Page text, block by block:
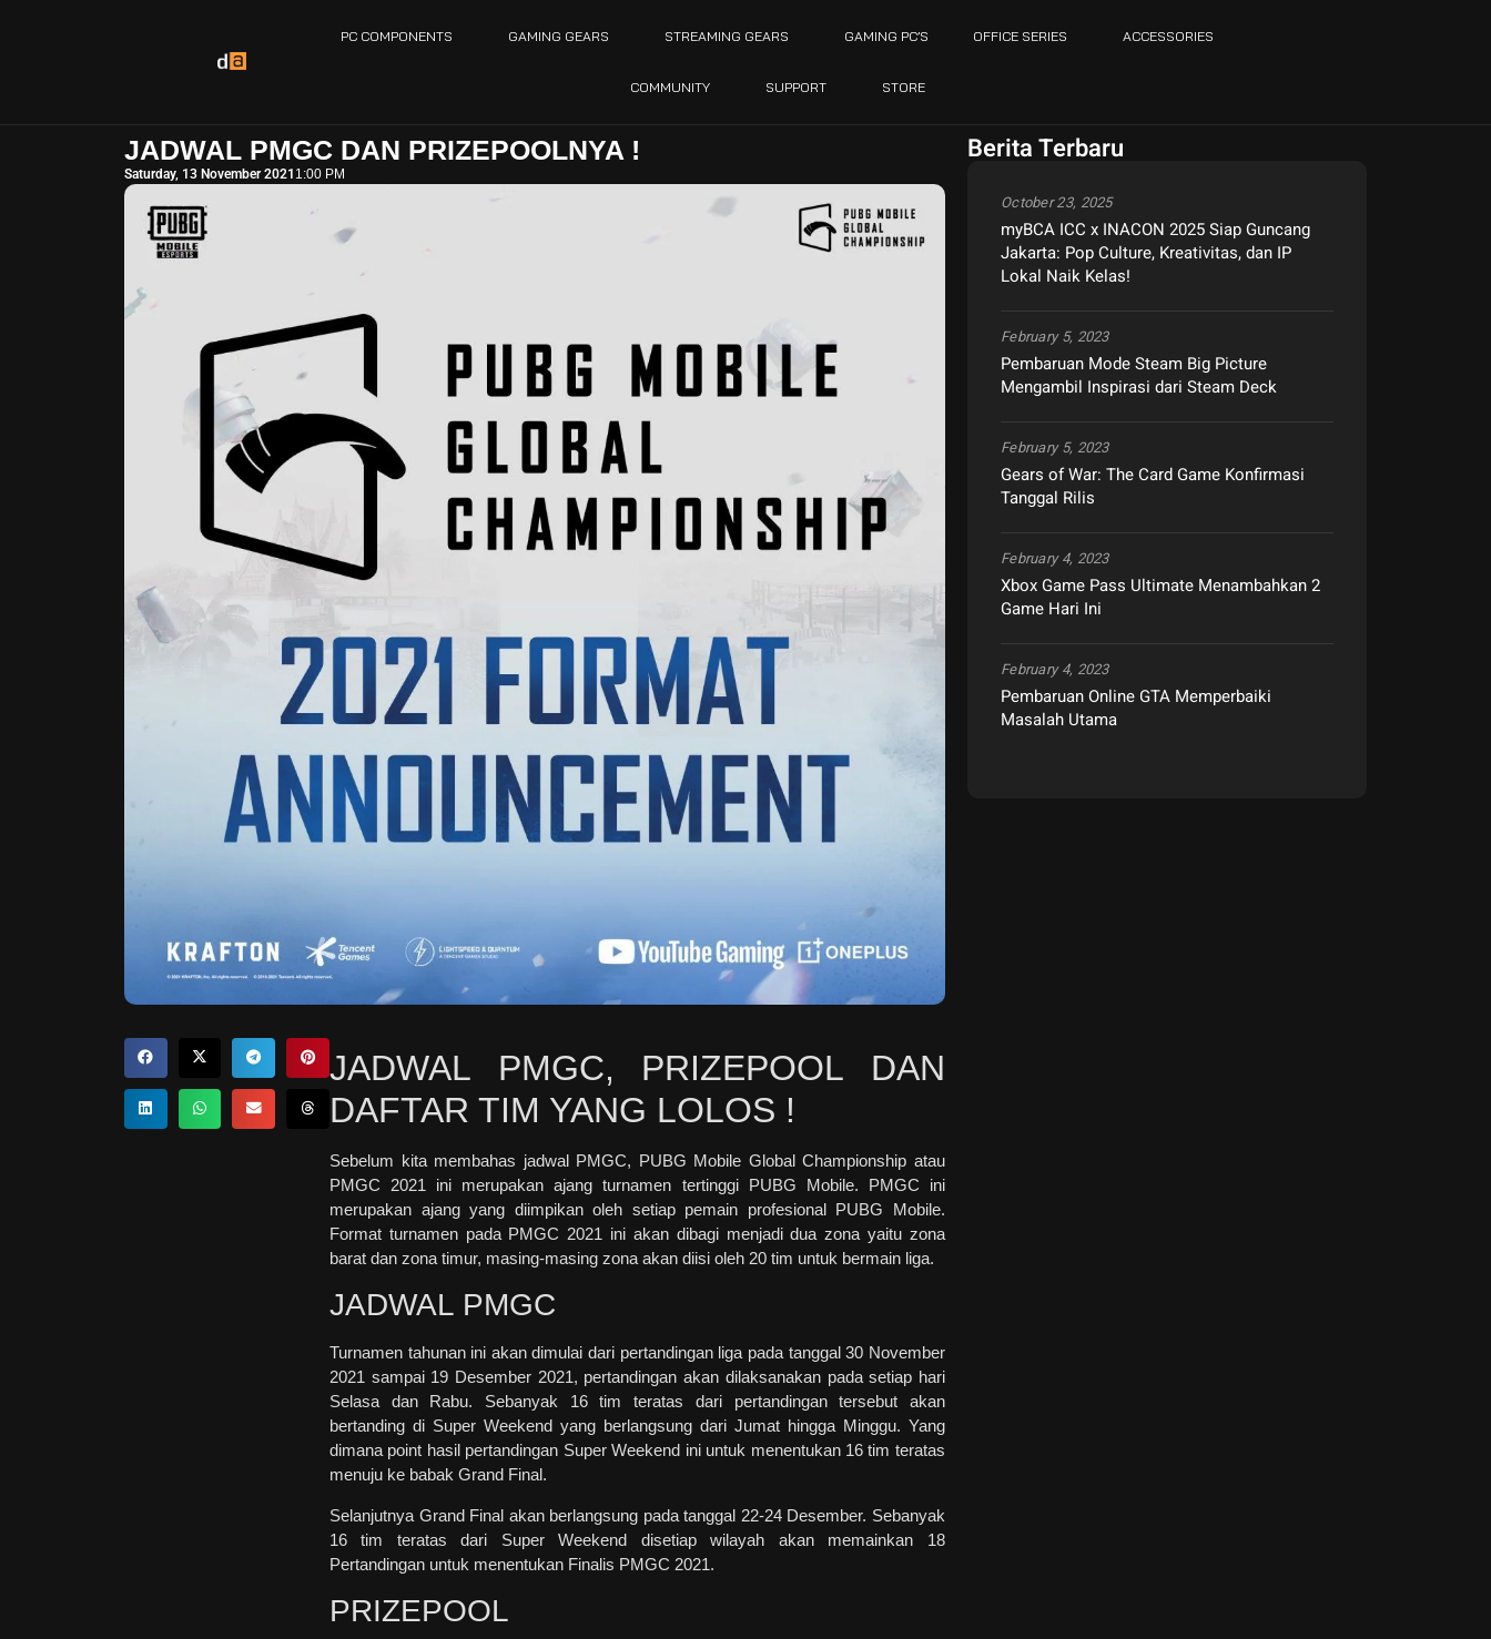
PC COMPONENTS GAMING GEARS STREAMING GEARS GAMING PC’S OFFICE SERIES ACCESSORIES
COMMUNITY SUPPORT STORE
JADWAL PMGC DAN PRIZEPOOLNYA !
Saturday, 13 November 2021 1:00 PM
JADWAL PMGC, PRIZEPOOL DAN
DAFTAR TIM YANG LOLOS !
Sebelum kita membahas jadwal PMGC, PUBG Mobile Global Championship atau
PMGC 2021 ini merupakan ajang turnamen tertinggi PUBG Mobile. PMGC ini
merupakan ajang yang diimpikan oleh setiap pemain profesional PUBG Mobile.
Format turnamen pada PMGC 2021 ini akan dibagi menjadi dua zona yaitu zona
barat dan zona timur, masing-masing zona akan diisi oleh 20 tim untuk bermain liga.
JADWAL PMGC
Turnamen tahunan ini akan dimulai dari pertandingan liga pada tanggal 30 November
2021 sampai 19 Desember 2021, pertandingan akan dilaksanakan pada setiap hari
Selasa dan Rabu. Sebanyak 16 tim teratas dari pertandingan tersebut akan
bertanding di Super Weekend yang berlangsung dari Jumat hingga Minggu. Yang
dimana point hasil pertandingan Super Weekend ini untuk menentukan 16 tim teratas
menuju ke babak Grand Final.
Selanjutnya Grand Final akan berlangsung pada tanggal 22-24 Desember. Sebanyak
16 tim teratas dari Super Weekend disetiap wilayah akan memainkan 18
Pertandingan untuk menentukan Finalis PMGC 2021.
PRIZEPOOL
Berita Terbaru
myBCA ICC x INACON 2025 Siap Guncang
Jakarta: Pop Culture, Kreativitas, dan IP
Lokal Naik Kelas!
October 23, 2025
Pembaruan Mode Steam Big Picture
Mengambil Inspirasi dari Steam Deck
February 5, 2023
Gears of War: The Card Game Konfirmasi
Tanggal Rilis
February 5, 2023
Xbox Game Pass Ultimate Menambahkan 2
Game Hari Ini
February 4, 2023
Pembaruan Online GTA Memperbaiki
Masalah Utama
February 4, 2023